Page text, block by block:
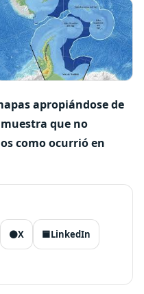
apropiándose de
que no
como ocurrió en
⚫X 🟦LinkedIn